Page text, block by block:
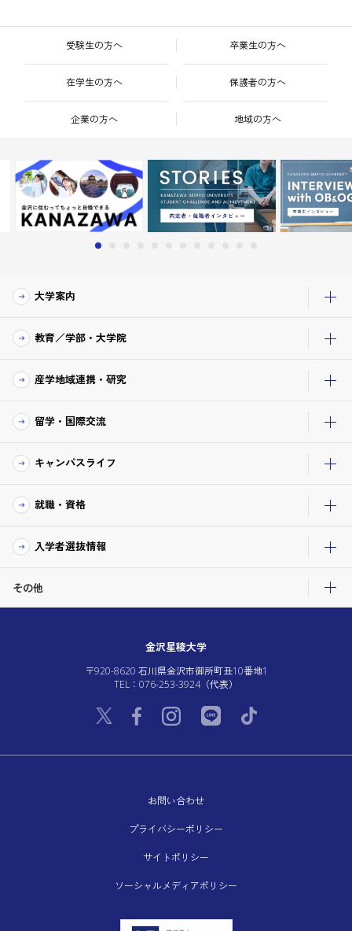
受験生の方へ 卒業生の方へ
在学生の方へ 保護者の方へ
企業の方へ 地域の方へ
大学案内
教育／学部・大学院
産学地域連携・研究
留学・国際交流
キャンパスライフ
就職・資格
入学者選抜情報
その他
金沢星稜大学
〒920-8620 石川県金沢市御所町丑10番地1
TEL：076-253-3924（代表）
お問い合わせ
プライバシーポリシー
サイトポリシー
ソーシャルメディアポリシー